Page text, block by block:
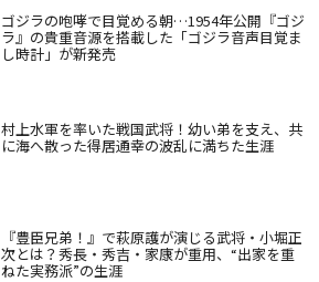
ゴジラの咆哮で目覚める朝…1954年公開『ゴジ
ラ』の貴重音源を搭載した「ゴジラ音声目覚ま
し時計」が新発売
村上水軍を率いた戦国武将！幼い弟を支え、共
に海へ散った得居通幸の波乱に満ちた生涯
『豊臣兄弟！』で萩原護が演じる武将・小堀正
次とは？秀長・秀吉・家康が重用、“出家を重
ねた実務派”の生涯